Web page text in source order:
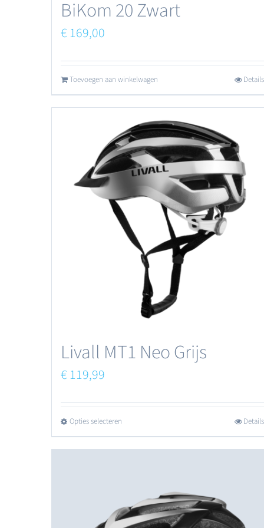
BiKom 20 Zwart
€169,00
Toevoegen aan winkelwagen Details
Livall MT1 Neo Grijs
€119,99
Opties selecteren
product
meerdere
variaties.
Details